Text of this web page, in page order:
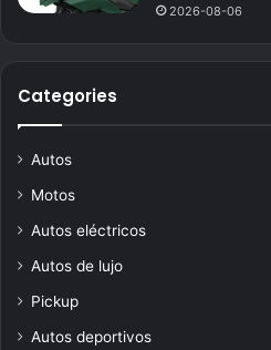
2026-08-06
Categories
Autos
Motos
Autos eléctricos
Autos de lujo
Pickup
Autos deportivos